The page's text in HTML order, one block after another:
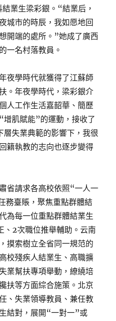
業生梁彩銀。“結業后，
城市的時辰，我如愿地回
開端的處所。”她成了廣西
一名村落教員。
夜學時代就獲得了江蘇師
。年夜學時代，梁彩銀介
人工作生活嘉韶華、簡歷
肌賦能”的運動，接收了
失業典範的影響下，我很
籍執教的志向也逐步變得
省請求各高校依照“一人一
務臺賬，聚焦重點群體結
為每一位重點群體結業生
、2次職位推舉輔助。云南
摸索樹立全省同一規范的
校殘疾人結業生、高職擴
業幫扶專項舉動，繚繞培
扶等方面綜合施策。北京
、失業領導教員、兼任教
結對，展開“一對一”或